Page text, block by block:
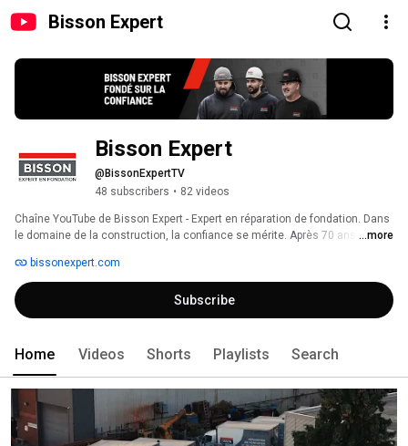
Bisson Expert
Bisson Expert
@BissonExpertTV
48 subscribers • 82 videos
Chaîne YouTube de Bisson Expert - Expert en réparation de fondation. Dans
le domaine de la construction, la confiance se mérite. Après 70 ans
avec ses clients et toute l’industrie du bâtiment au Québec. Nous savons
qu’un client satisfait est notre meilleur atout pour maintenir notre
réputation d’excellence. Voilà pourquoi nous disons que Bisson Expert est
«Fondé sur la confiance! »
...more
bissonexpert.com
Subscribe
Home Videos Shorts Playlists Search